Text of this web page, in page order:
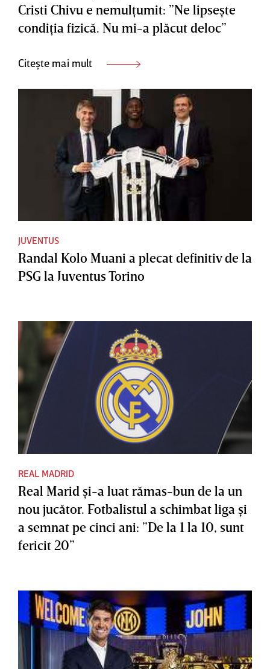
Cristi Chivu e nemulţumit: ”Ne lipseşte
condiţia fizică. Nu mi-a plăcut deloc”
Citește mai mult
JUVENTUS
Randal Kolo Muani a plecat definitiv de la
PSG la Juventus Torino
REAL MADRID
Real Marid şi-a luat rămas-bun de la un
nou jucător. Fotbalistul a schimbat liga şi
a semnat pe cinci ani: ”De la 1 la 10, sunt
fericit 20”